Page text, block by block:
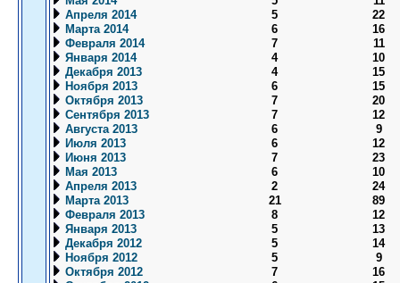
Апреля 2014
5
22
Марта 2014
6
16
Февраля 2014
7
11
Января 2014
4
10
Декабря 2013
4
15
Ноября 2013
6
15
Октября 2013
7
20
Сентября 2013
7
12
Августа 2013
6
9
Июля 2013
6
12
Июня 2013
7
23
Мая 2013
6
10
Апреля 2013
2
24
Марта 2013
21
89
Февраля 2013
8
12
Января 2013
5
13
Декабря 2012
5
14
Ноября 2012
5
9
Октября 2012
7
16